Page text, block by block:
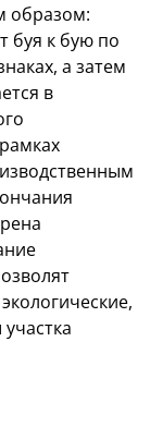
образом:
буя к бую по
а затем
в